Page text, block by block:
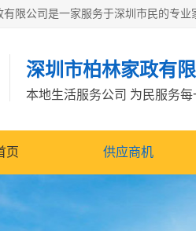
深圳市柏林家政有
本地生活服务公司 为民服务每
页 供应商机